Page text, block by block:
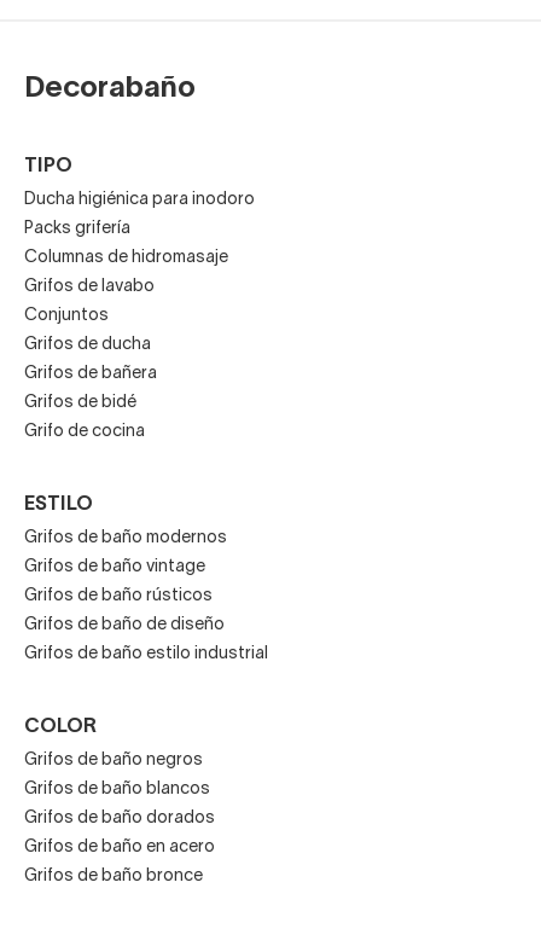
Decorabaño
TIPO
Ducha higiénica para inodoro
Packs grifería
Columnas de hidromasaje
Grifos de lavabo
Conjuntos
Grifos de ducha
Grifos de bañera
Grifos de bidé
Grifo de cocina
ESTILO
Grifos de baño modernos
Grifos de baño vintage
Grifos de baño rústicos
Grifos de baño de diseño
Grifos de baño estilo industrial
COLOR
Grifos de baño negros
Grifos de baño blancos
Grifos de baño dorados
Grifos de baño en acero
Grifos de baño bronce